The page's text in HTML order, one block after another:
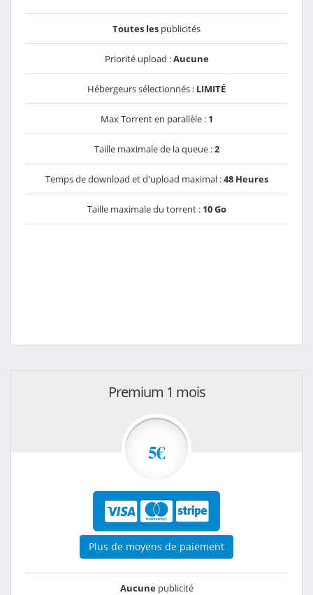
Toutes les publicités
Priorité upload :Aucune
Hébergeurs sélectionnés : LIMITÉ
Max Torrent en parallèle : 1
Taille maximale de la queue :2
Temps de download et d'upload maximal :48 Heures
Taille maximale du torrent : 10 Go
Premium 1 mois
5€
Plus de moyens de paiement
Aucunepublicité